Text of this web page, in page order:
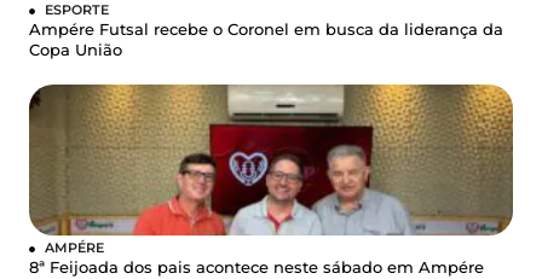
ESPORTE
Ampére Futsal recebe o Coronel em busca da liderança da
Copa União
AMPÉRE
8ª Feijoada dos pais acontece neste sábado em Ampére